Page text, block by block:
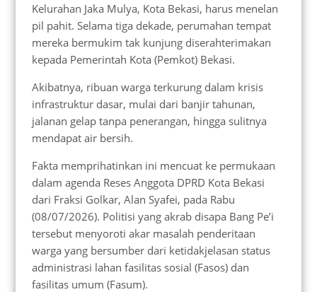
Kelurahan Jaka Mulya, Kota Bekasi, harus menelan
pil pahit. Selama tiga dekade, perumahan tempat
mereka bermukim tak kunjung diserahterimakan
kepada Pemerintah Kota (Pemkot) Bekasi.
Akibatnya, ribuan warga terkurung dalam krisis
infrastruktur dasar, mulai dari banjir tahunan,
jalanan gelap tanpa penerangan, hingga sulitnya
mendapat air bersih.
​Fakta memprihatinkan ini mencuat ke permukaan
dalam agenda Reses Anggota DPRD Kota Bekasi
dari Fraksi Golkar, Alan Syafei, pada Rabu
(08/07/2026). Politisi yang akrab disapa Bang Pe’i
tersebut menyoroti akar masalah penderitaan
warga yang bersumber dari ketidakjelasan status
administrasi lahan fasilitas sosial (Fasos) dan
fasilitas umum (Fasum).